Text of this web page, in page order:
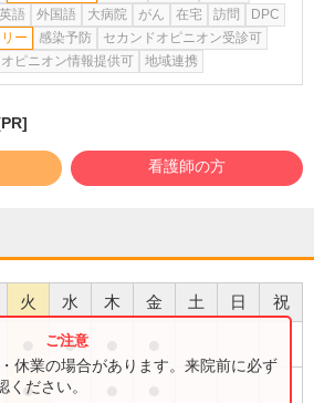
英語 外国語 大病院 がん 在宅 訪問
DPC
ー
感染予防
セカンドオピニオン受診可
ピニオン情報提供可
地域連携
看護師の方
火 水 木 金 土 日 祝
●
●
休業の場合があります。来院前に必ず
ください。